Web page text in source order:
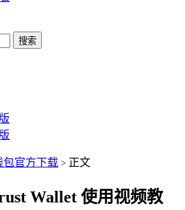
搜索
包官方下载 > 正文
Wallet 使用视频教